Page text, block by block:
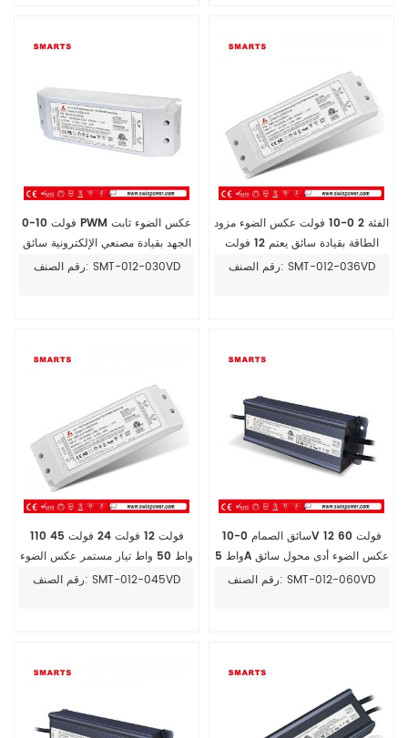
0-10 فولت PWM عكس الضوء ثابت
الجهد بقيادة مصنعي الإلكترونية سائق
رقم الصنف: SMT-012-030VD
الفئة 2 0-10 فولت عكس الضوء مزود
الطاقة بقيادة سائق يعتم 12 فولت
أضواء المحولات
رقم الصنف: SMT-012-036VD
110 فولت 12 فولت 24 فولت 45
واط 50 واط تيار مستمر عكس الضوء
مزود طاقة led pwm لأضواء LED
رقم الصنف: SMT-012-045VD
سائق الصمام 0-10V 12 فولت 60
واط 5A عكس الضوء أدى محول سائق
امدادات الطاقة
رقم الصنف: SMT-012-060VD